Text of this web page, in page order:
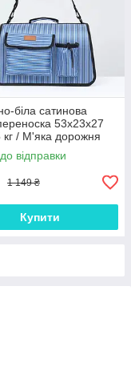
біла сатинова
53x23x27
/ М'яка дорожня
комфортних
з тваринами
відправки
1 149 ₴
Купити